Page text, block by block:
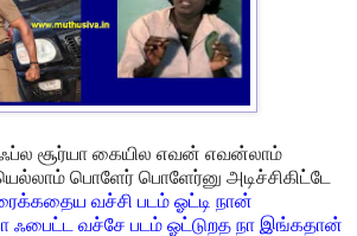
சூர்யா கையில எவன் எவன்லாம்
பொளேர் பொளேர்னு அடிச்சிகிட்டே
வச்சி படம் ஓட்டி நான்
ஃபைட்ட வச்சே படம் ஓட்டுறத நா இங்கதான்